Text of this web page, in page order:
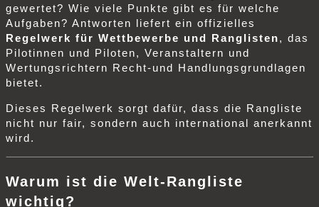
gewertet? Wie viele Punkte gibt es für welche
Aufgaben? Antworten liefert ein offizielles
Regelwerk für Wettbewerbe und Ranglisten, das
Pilotinnen und Piloten, Veranstaltern und
Wertungsrichtern Recht‑und Handlungsgrundlagen
bietet.
Dieses Regelwerk sorgt dafür, dass die Rangliste
nicht nur fair, sondern auch international anerkannt
wird.
Warum ist die Welt‑Rangliste
wichtig?